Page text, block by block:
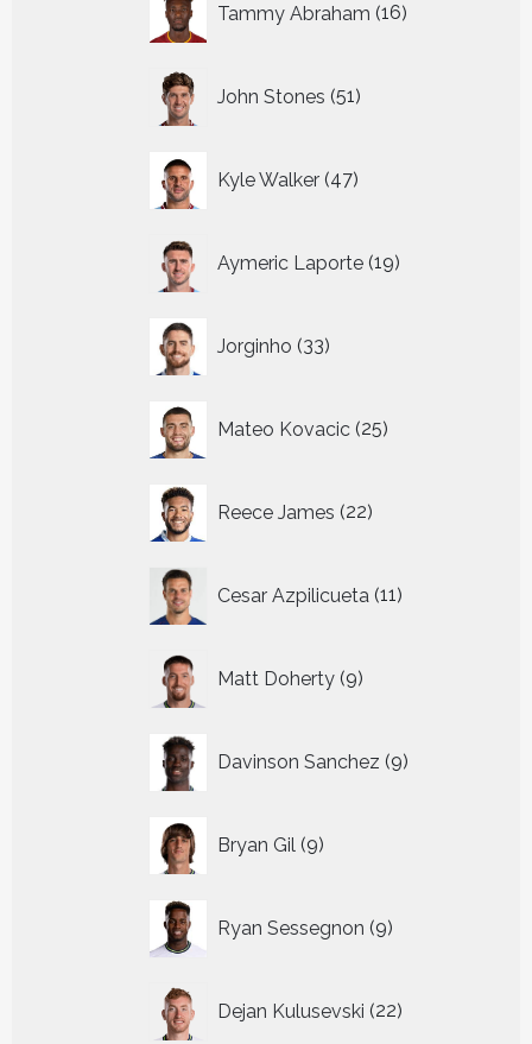
Tammy Abraham 16
producten
John Stones 51
producten
Kyle Walker 47
producten
Aymeric Laporte 19
producten
Jorginho 33
producten
Mateo Kovacic 25
producten
Reece James 22
producten
Cesar Azpilicueta 11
producten
Matt Doherty 9
producten
Davinson Sanchez 9
producten
Bryan Gil 9
producten
Ryan Sessegnon 9
producten
Dejan Kulusevski 22
producten